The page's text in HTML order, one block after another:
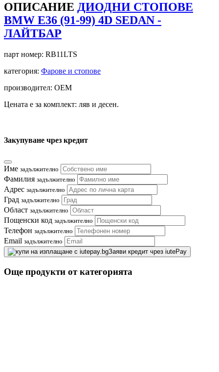
ОПИСАНИЕ ДИОДНИ СТОПОВЕ
BMW E36 (91-99) 4D SEDAN -
ЛАЙТБАР
парт номер: RB11LTS
категория: Фарове и стопове
производител: OEM
Цената е за комплект: ляв и десен.
Закупуване чрез кредит
Име задължително
Фамилия задължително
Адрес задължително
Град задължително
Област задължително
Пощенски код задължително
Телефон задължително
Email задължително
Заяви кредит чрез iutePay
Още продукти от категорията